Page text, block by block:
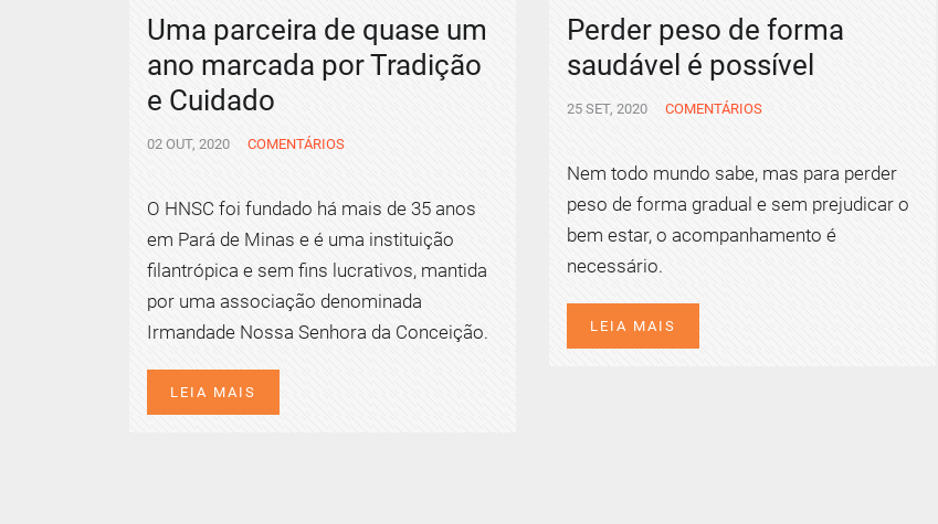
Uma parceira de quase um
ano marcada por Tradição
e Cuidado
02 OUT, 2020 COMENTÁRIOS
O HNSC foi fundado há mais de 35 anos
em Pará de Minas e é uma instituição
filantrópica e sem fins lucrativos, mantida
por uma associação denominada
Irmandade Nossa Senhora da Conceição.
LEIA MAIS
Perder peso de forma
saudável é possível
25 SET, 2020 COMENTÁRIOS
Nem todo mundo sabe, mas para perder
peso de forma gradual e sem prejudicar o
bem estar, o acompanhamento é
necessário.
LEIA MAIS